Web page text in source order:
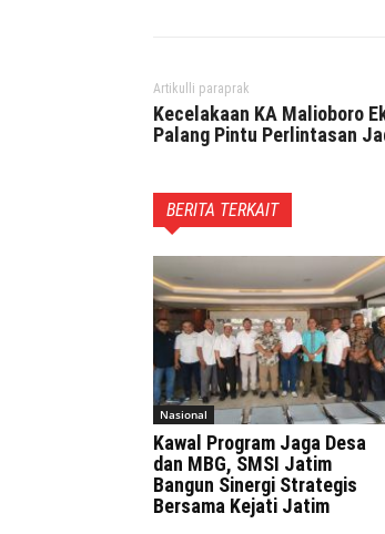
Artikulli paraprak
Kecelakaan KA Malioboro
Palang Pintu Perlintasan
BERITA TERKAIT
Nasional
Kawal Program Jaga Desa
dan MBG, SMSI Jatim
Bangun Sinergi Strategis
Bersama Kejati Jatim